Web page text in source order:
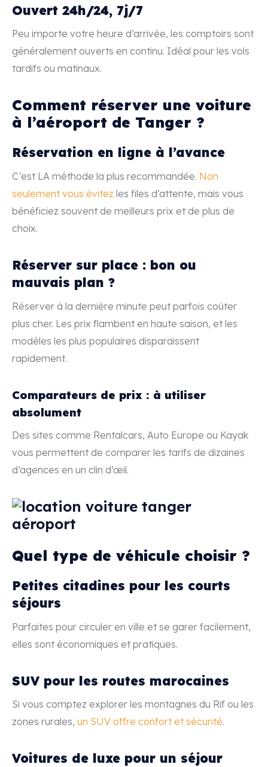
Ouvert 24h/24, 7j/7
Peu importe votre heure d’arrivée, les comptoirs sont
généralement ouverts en continu. Idéal pour les vols
tardifs ou matinaux.
Comment réserver une voiture
à l’aéroport de Tanger ?
Réservation en ligne à l’avance
C’est LA méthode la plus recommandée. Non
seulement vous évitez les files d’attente, mais vous
bénéficiez souvent de meilleurs prix et de plus de
choix.
Réserver sur place : bon ou
mauvais plan ?
Réserver à la dernière minute peut parfois coûter
plus cher. Les prix flambent en haute saison, et les
modèles les plus populaires disparaissent
rapidement.
Comparateurs de prix : à utiliser
absolument
Des sites comme Rentalcars, Auto Europe ou Kayak
vous permettent de comparer les tarifs de dizaines
d’agences en un clin d’œil.
Quel type de véhicule choisir ?
Petites citadines pour les courts
séjours
Parfaites pour circuler en ville et se garer facilement,
elles sont économiques et pratiques.
SUV pour les routes marocaines
Si vous comptez explorer les montagnes du Rif ou les
zones rurales, un SUV offre confort et sécurité.
Voitures de luxe pour un séjour